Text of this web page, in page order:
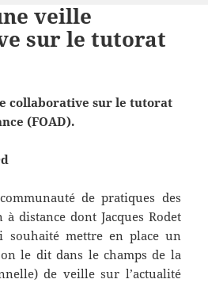
veille
sur le tutorat
collaborative sur le tutorat
(FOAD).
de pratiques des
distance dont Jacques Rodet
souhaité mettre en place un
le dit dans le champs de la
de veille sur l’actualité